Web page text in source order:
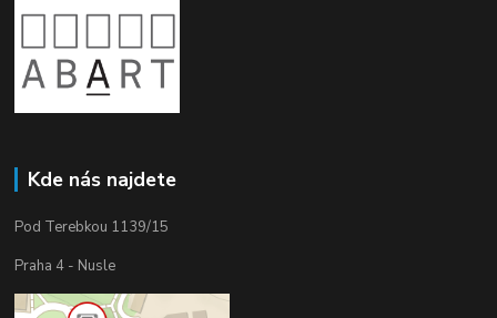
Kde nás najdete
Pod Terebkou 1139/15
Praha 4 - Nusle